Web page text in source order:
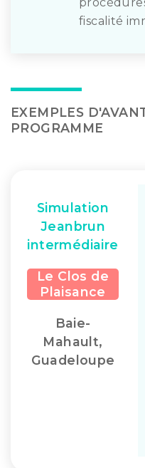
fiscalité
EXEMPLES
PROGRAMME
Simulation
Jeanbrun
intermédiaire
Le Clos de
Plaisance
Baie-
Mahault,
Guadeloupe